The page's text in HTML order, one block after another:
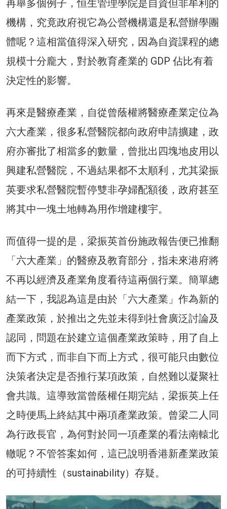
再舉多個例子，恒生管理學院是自資但非牟利的
機構，究竟政府視它為公營機構還是私營辦學團
體呢？這相當值得深入研究，因為自資課程的總
規模十分龐大，對於教育產業的 GDP 佔比有着
決定性的影響。
再來是醫療產業，自從曾蔭權將醫療產業定位為
六大產業，很多私營醫院都向政府申請擴建，政
府亦審批了相當多的數量，曾批出四塊地皮用以
興建私營醫院，不過結果都不太順利，尤其梁振
英要求私營醫院暫停雙非孕婦配額後，政府甚至
將其中一塊土地轉為用作增建樓宇。
而值得一提的是，梁振英首份施政報告便已推翻
「六大產業」的醫療及教育部分，指未來港府將
不再以經濟及產業角度看待這兩個行業。簡單總
結一下，我認為這是由於「六大產業」作為新的
產業政策，於推出之先並未得到社會廣泛討論及
認同，問題在於建立這個產業政策時，用了自上
而下方式，而非自下而上方式，很可能只由數位
決策者決定是否推行某項政策，自然難以凝聚社
會共識。這導致當曾蔭權任期完結，梁振英上任
之時便馬上終結其中兩項產業政策。曾梁二人同
為行政長官，為何對於同一項產業的看法南轅北
轍呢？不管答案如何，這已說明香港新產業政策
的可持續性（sustainability）存疑。